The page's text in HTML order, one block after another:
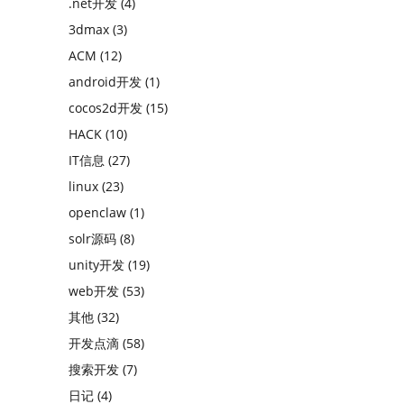
3dmax (3)
ACM (12)
android开发 (1)
cocos2d开发 (15)
HACK (10)
IT信息 (27)
linux (23)
openclaw (1)
solr源码 (8)
unity开发 (19)
web开发 (53)
其他 (32)
开发点滴 (58)
搜索开发 (7)
日记 (4)